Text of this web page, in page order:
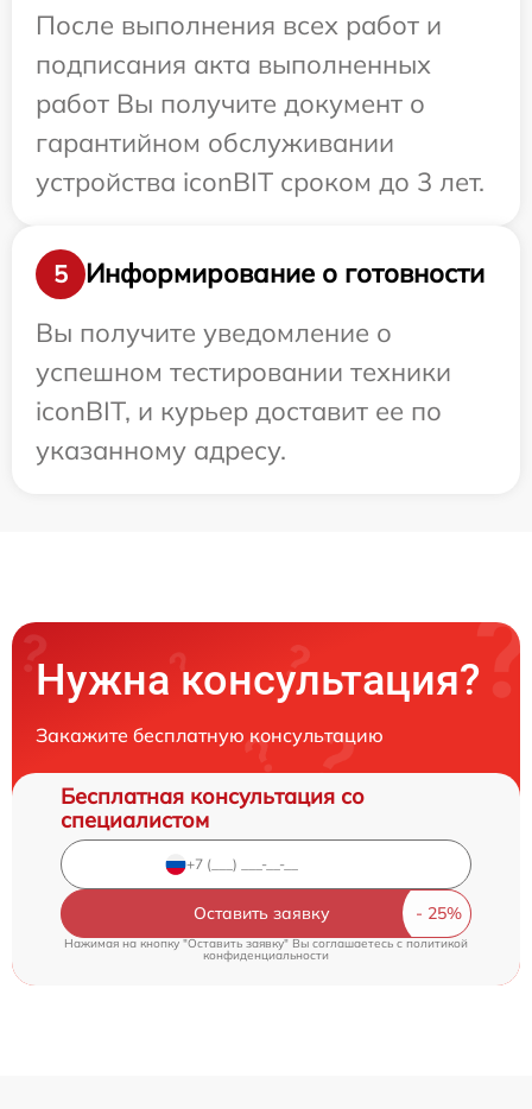
После выполнения всех работ и
подписания акта выполненных
работ Вы получите документ о
гарантийном обслуживании
устройства iconBIT сроком до 3 лет.
5
Информирование о готовности
Вы получите уведомление о
успешном тестировании техники
iconBIT, и курьер доставит ее по
указанному адресу.
Нужна консультация?
Закажите бесплатную консультацию
Бесплатная консультация со
специалистом
Оставить заявку
Нажимая на кнопку "Оставить заявку" Вы соглашаетесь cполитикой
конфиденциальности